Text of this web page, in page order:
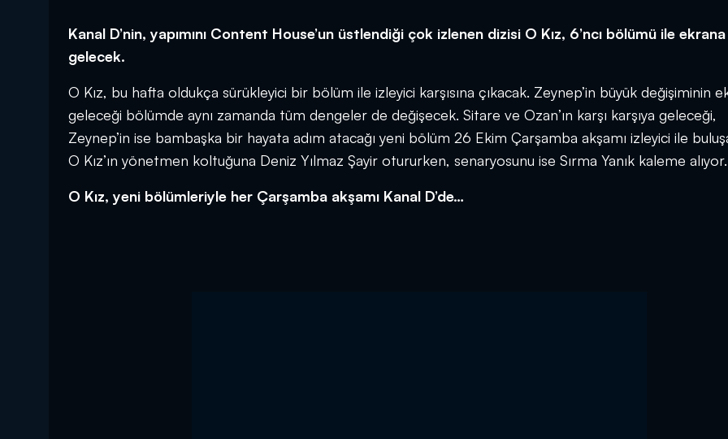
Kanal D’nin, yapımını Content House’un üstlendiği çok izlenen dizisi O Kız, 6’ncı bölümü ile ekrana
gelecek.
O Kız, bu hafta oldukça sürükleyici bir bölüm ile izleyici karşısına çıkacak. Zeynep’in büyük değişiminin
geleceği bölümde aynı zamanda tüm dengeler de değişecek. Sitare ve Ozan’ın karşı karşıya geleceği,
Zeynep’in ise bambaşka bir hayata adım atacağı yeni bölüm 26 Ekim Çarşamba akşamı izleyici ile
O Kız’ın yönetmen koltuğuna Deniz Yılmaz Şayir otururken, senaryosunu ise Sırma Yanık kaleme alıyor.
O Kız, yeni bölümleriyle her Çarşamba akşamı Kanal D’de…